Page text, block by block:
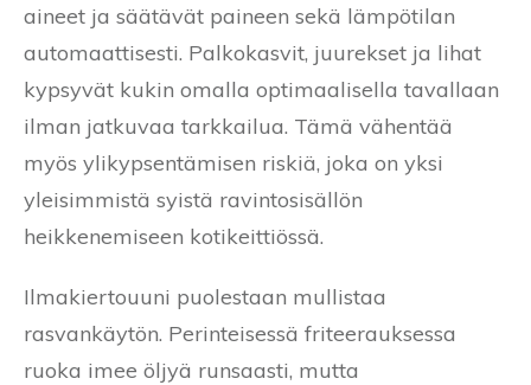
aineet ja säätävät paineen sekä lämpötilan
automaattisesti. Palkokasvit, juurekset ja lihat
kypsyvät kukin omalla optimaalisella tavallaan
ilman jatkuvaa tarkkailua. Tämä vähentää
myös ylikypsentämisen riskiä, joka on yksi
yleisimmistä syistä ravintosisällön
heikkenemiseen kotikeittiössä.
Ilmakiertouuni puolestaan mullistaa
rasvankäytön. Perinteisessä friteerauksessa
ruoka imee öljyä runsaasti, mutta